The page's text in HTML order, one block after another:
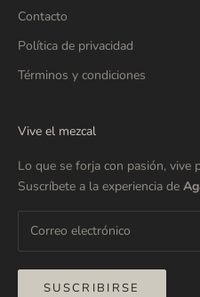
Contacto
Política de privacidad
Términos y condiciones
Vive el mezcal
Lo que se forja con pasión, vive
Suscríbete a la experiencia de
SUSCRIBIRSE